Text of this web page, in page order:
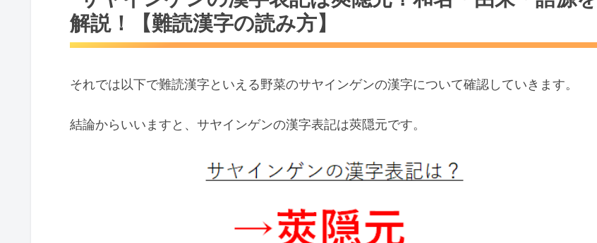
解説！【難読漢字の読み方】
それでは以下で難読漢字といえる野菜のサヤインゲンの漢字について確認していきます。
結論からいいますと、サヤインゲンの漢字表記は莢隠元です。